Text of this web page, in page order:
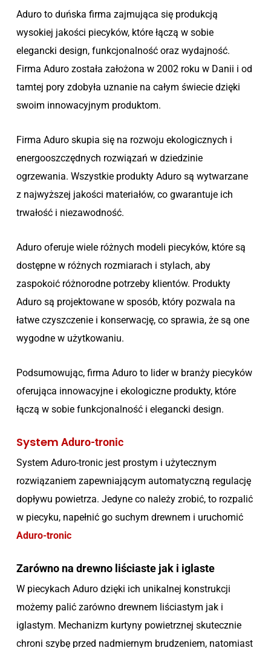
Aduro to duńska firma zajmująca się produkcją
wysokiej jakości piecyków, które łączą w sobie
elegancki design, funkcjonalność oraz wydajność.
Firma Aduro została założona w 2002 roku w Danii i od
tamtej pory zdobyła uznanie na całym świecie dzięki
swoim innowacyjnym produktom.
Firma Aduro skupia się na rozwoju ekologicznych i
energooszczędnych rozwiązań w dziedzinie
ogrzewania. Wszystkie produkty Aduro są wytwarzane
z najwyższej jakości materiałów, co gwarantuje ich
trwałość i niezawodność.
Aduro oferuje wiele różnych modeli piecyków, które są
dostępne w różnych rozmiarach i stylach, aby
zaspokoić różnorodne potrzeby klientów. Produkty
Aduro są projektowane w sposób, który pozwala na
łatwe czyszczenie i konserwację, co sprawia, że są one
wygodne w użytkowaniu.
Podsumowując, firma Aduro to lider w branży piecyków
oferująca innowacyjne i ekologiczne produkty, które
łączą w sobie funkcjonalność i elegancki design.
SystemAduro-tronic
System Aduro-tronic jest prostym i użytecznym
rozwiązaniem zapewniającym automatyczną regulację
dopływu powietrza. Jedyne co należy zrobić, to rozpalić
w piecyku, napełnić go suchym drewnem i uruchomić
Aduro-tronic
Zarówno na drewno liściaste jak i iglaste
W piecykach Aduro dzięki ich unikalnej konstrukcji
możemy palić zarówno drewnem liściastym jak i
iglastym. Mechanizm kurtyny powietrznej skutecznie
chroni szybę przed nadmiernym brudzeniem, natomiast